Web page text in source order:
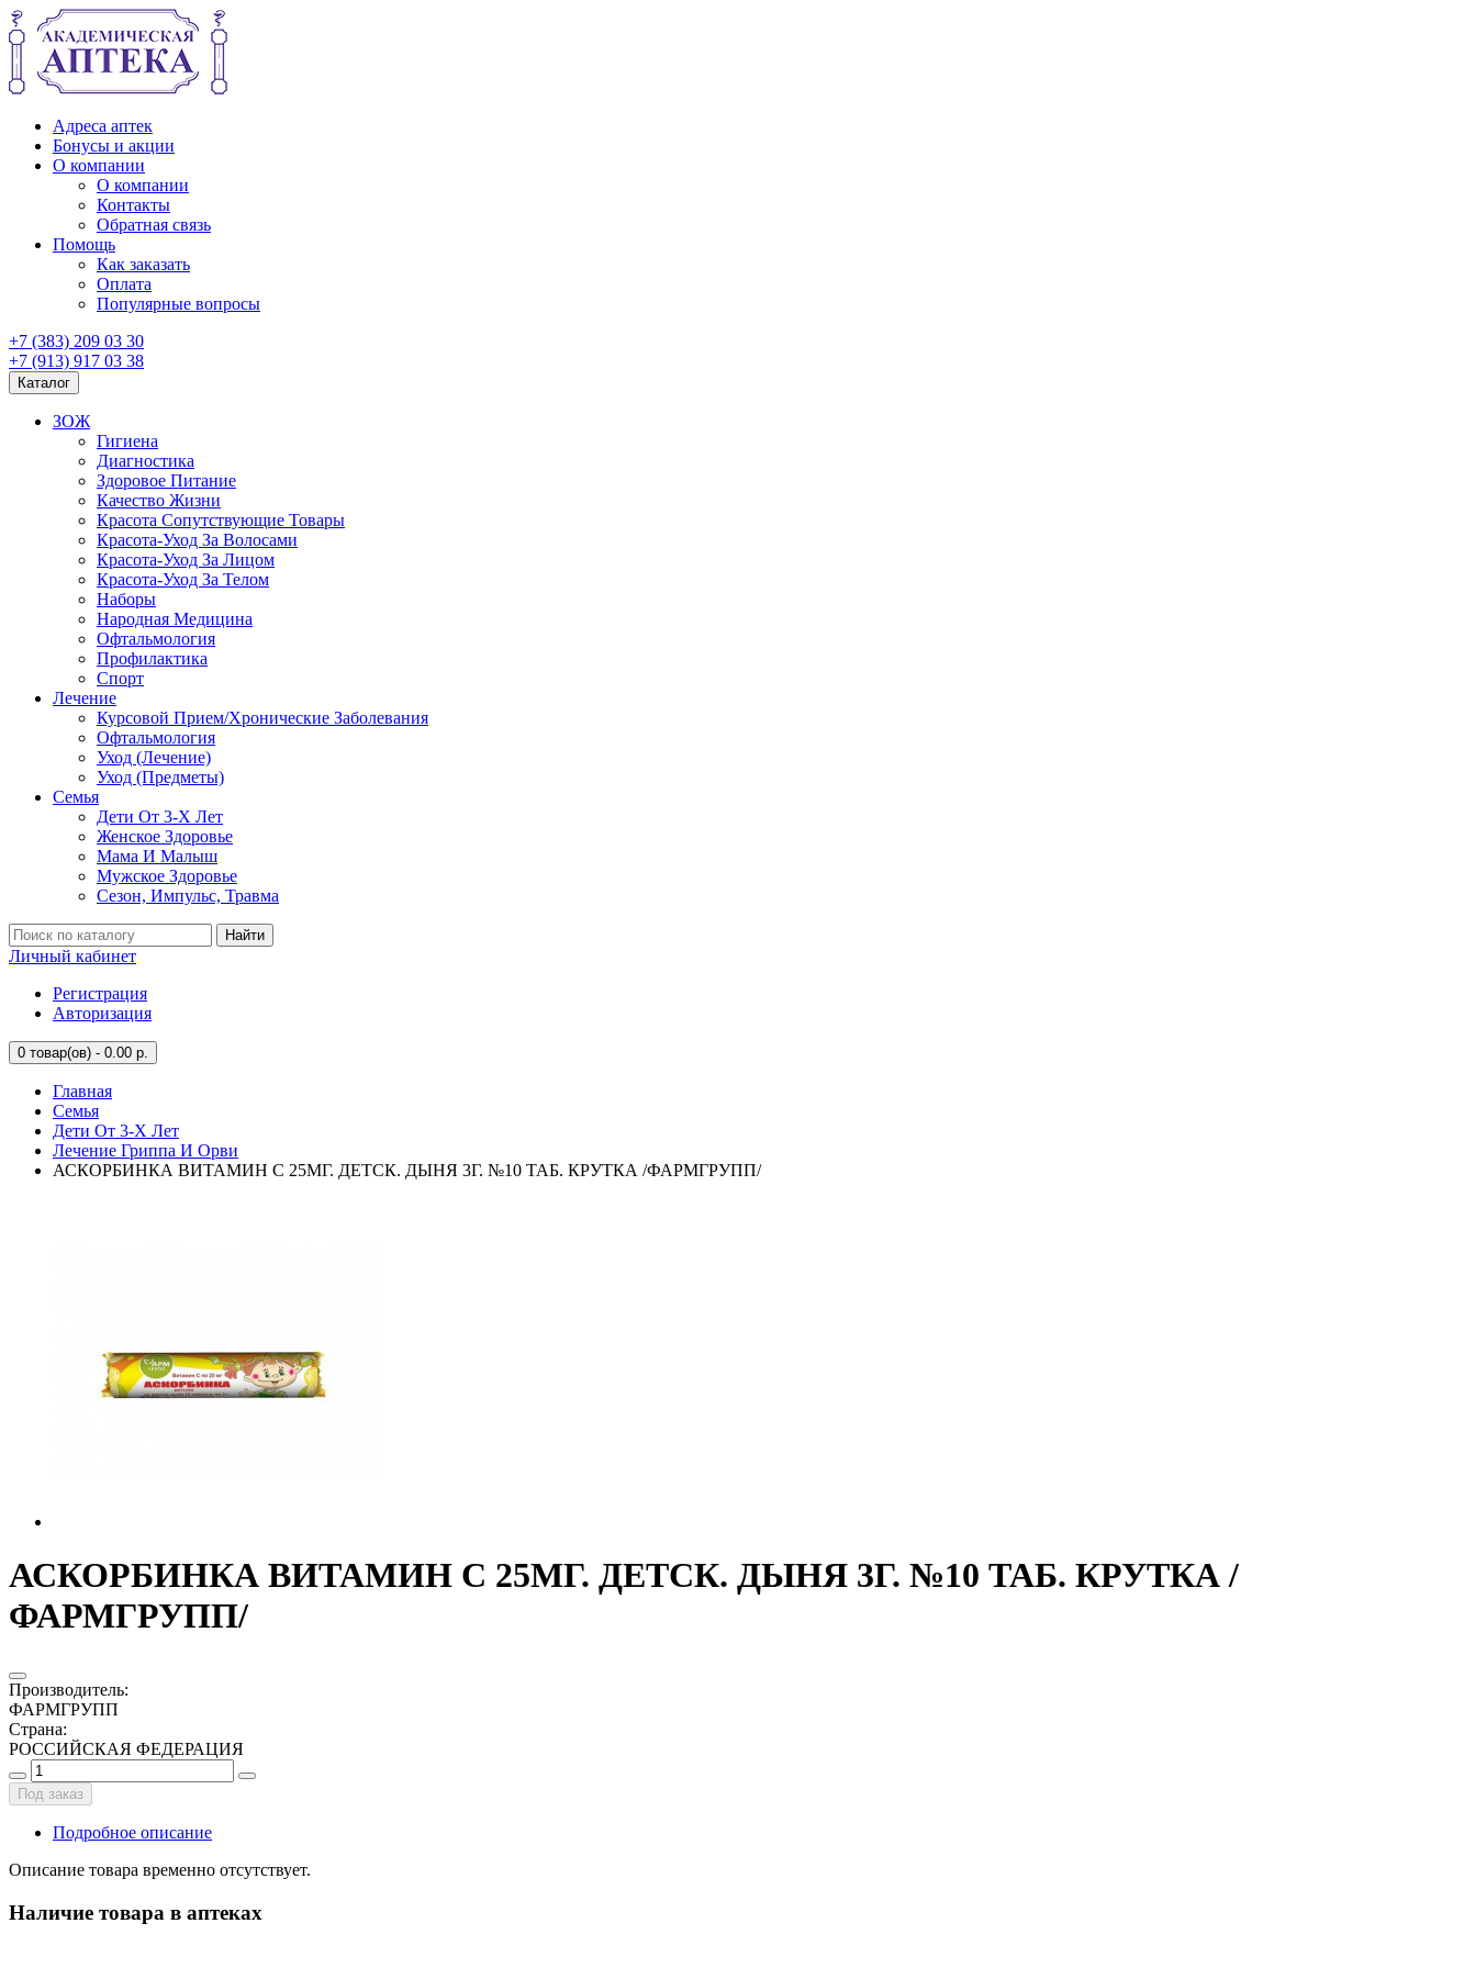
Адреса аптек
Бонусы и акции
О компании
О компании
Контакты
Обратная связь
Помощь
Как заказать
Оплата
Популярные вопросы
+7 (383) 209 03 30
+7 (913) 917 03 38
Каталог
ЗОЖ
Гигиена
Диагностика
Здоровое Питание
Качество Жизни
Красота Сопутствующие Товары
Красота-Уход За Волосами
Красота-Уход За Лицом
Красота-Уход За Телом
Наборы
Народная Медицина
Офтальмология
Профилактика
Спорт
Лечение
Курсовой Прием/Хронические Заболевания
Офтальмология
Уход (Лечение)
Уход (Предметы)
Семья
Дети От 3-Х Лет
Женское Здоровье
Мама И Малыш
Мужское Здоровье
Сезон, Импульс, Травма
Найти
Личный кабинет
Регистрация
Авторизация
0 товар(ов) - 0.00 р.
Главная
Семья
Дети От 3-Х Лет
Лечение Гриппа И Орви
АСКОРБИНКА ВИТАМИН С 25МГ. ДЕТСК. ДЫНЯ 3Г. №10 ТАБ. КРУТКА /ФАРМГРУПП/
АСКОРБИНКА ВИТАМИН С 25МГ. ДЕТСК. ДЫНЯ 3Г. №10 ТАБ. КРУТКА /
ФАРМГРУПП/
Производитель:
ФАРМГРУПП
Страна:
РОССИЙСКАЯ ФЕДЕРАЦИЯ
Под заказ
Подробное описание
Описание товара временно отсутствует.
Наличие товара в аптеках